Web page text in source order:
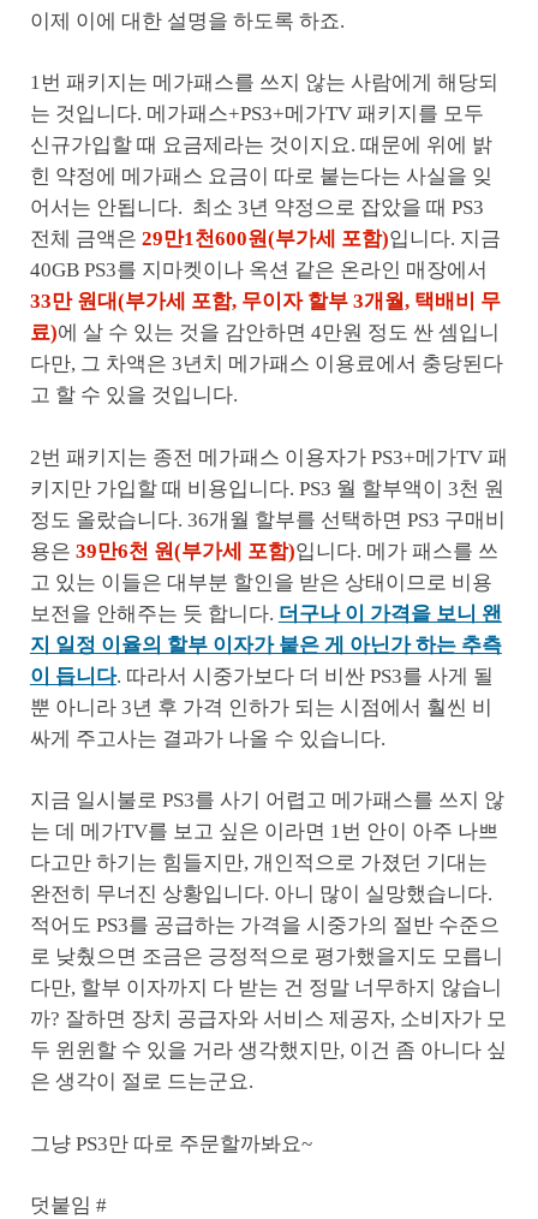
이제 이에 대한 설명을 하도록 하죠.
1번 패키지는 메가패스를 쓰지 않는 사람에게 해당되
는 것입니다. 메가패스+PS3+메가TV 패키지를 모두
신규가입할 때 요금제라는 것이지요. 때문에 위에 밝
힌 약정에 메가패스 요금이 따로 붙는다는 사실을 잊
어서는 안됩니다. 최소 3년 약정으로 잡았을 때 PS3
전체 금액은 29만1천600원(부가세 포함)입니다. 지금
40GB PS3를 지마켓이나 옥션 같은 온라인 매장에서
33만 원대(부가세 포함, 무이자 할부 3개월, 택배비 무
료)에 살 수 있는 것을 감안하면 4만원 정도 싼 셈입니
다만, 그 차액은 3년치 메가패스 이용료에서 충당된다
고 할 수 있을 것입니다.
2번 패키지는 종전 메가패스 이용자가 PS3+메가TV 패
키지만 가입할 때 비용입니다. PS3 월 할부액이 3천 원
정도 올랐습니다. 36개월 할부를 선택하면 PS3 구매비
용은 39만6천 원(부가세 포함)입니다. 메가 패스를 쓰
고 있는 이들은 대부분 할인을 받은 상태이므로 비용
보전을 안해주는 듯 합니다. 더구나 이 가격을 보니 왠
지 일정 이율의 할부 이자가 붙은 게 아닌가 하는 추측
이 듭니다. 따라서 시중가보다 더 비싼 PS3를 사게 될
뿐 아니라 3년 후 가격 인하가 되는 시점에서 훨씬 비
싸게 주고사는 결과가 나올 수 있습니다.
지금 일시불로 PS3를 사기 어렵고 메가패스를 쓰지 않
는 데 메가TV를 보고 싶은 이라면 1번 안이 아주 나쁘
다고만 하기는 힘들지만, 개인적으로 가졌던 기대는
완전히 무너진 상황입니다. 아니 많이 실망했습니다.
적어도 PS3를 공급하는 가격을 시중가의 절반 수준으
로 낮췄으면 조금은 긍정적으로 평가했을지도 모릅니
다만, 할부 이자까지 다 받는 건 정말 너무하지 않습니
까? 잘하면 장치 공급자와 서비스 제공자, 소비자가 모
두 윈윈할 수 있을 거라 생각했지만, 이건 좀 아니다 싶
은 생각이 절로 드는군요.
그냥 PS3만 따로 주문할까봐요~
덧붙임 #